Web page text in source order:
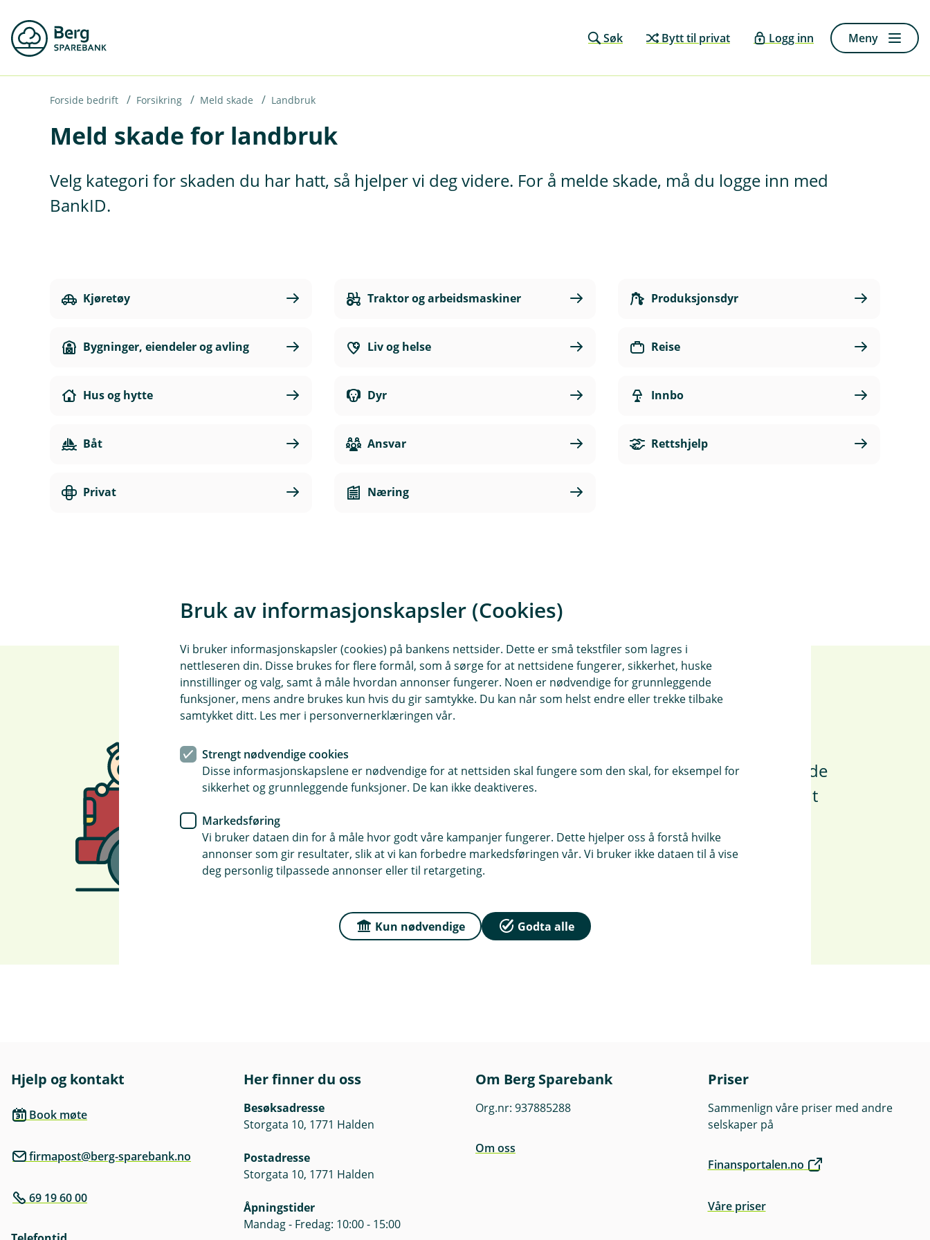
Søk Bytt til privat Logg inn Meny
Forside bedrift Forsikring Meld skade Landbruk
Meld skade for landbruk
Velg kategori for skaden du har hatt, så hjelper vi deg videre. For å melde skade, må du logge inn med
BankID.
Kjøretøy
Bygninger, eiendeler og avling
Hus og hytte
Båt
Privat
Traktor og arbeidsmaskiner
Liv og helse
Dyr
Ansvar
Næring
Produksjonsdyr
Reise
Innbo
Rettshjelp
Har du allerede meldt inn en skade?
Hvis du har saksnummeret ditt kan du enkelt ettersende
dokumenter eller oppdatere informasjon i en innmeldt
Oppdater sak
Hjelp og kontakt
Book møte
firmapost@berg-sparebank.no
69 19 60 00
Her finner du oss
Besøksadresse
Storgata 10, 1771 Halden
Postadresse
Storgata 10, 1771 Halden
Åpningstider
Mandag - Fredag: 10:00 - 15:00
Om Berg Sparebank
Org.nr: 937885288
Om oss
Priser
Sammenlign våre priser med andre
selskaper på
Finansportalen.no
Våre priser
Bruk av informasjonskapsler (Cookies)
Vi bruker informasjonskapsler (cookies) på bankens nettsider. Dette er små tekstfiler som lagres i
nettleseren din. Disse brukes for flere formål, som å sørge for at nettsidene fungerer, sikkerhet, huske
innstillinger og valg, samt å måle hvordan annonser fungerer. Noen er nødvendige for grunnleggende
funksjoner, mens andre brukes kun hvis du gir samtykke. Du kan når som helst endre eller trekke tilbake
samtykket ditt. Les mer i personvernerklæringen vår.
Strengt nødvendige cookies
Disse informasjonskapslene er nødvendige for at nettsiden skal fungere som den skal, for eksempel for
sikkerhet og grunnleggende funksjoner. De kan ikke deaktiveres.
Markedsføring
Vi bruker dataen din for å måle hvor godt våre kampanjer fungerer. Dette hjelper oss å forstå hvilke
annonser som gir resultater, slik at vi kan forbedre markedsføringen vår. Vi bruker ikke dataen til å vise
deg personlig tilpassede annonser eller til retargeting.
Kun nødvendige Godta alle